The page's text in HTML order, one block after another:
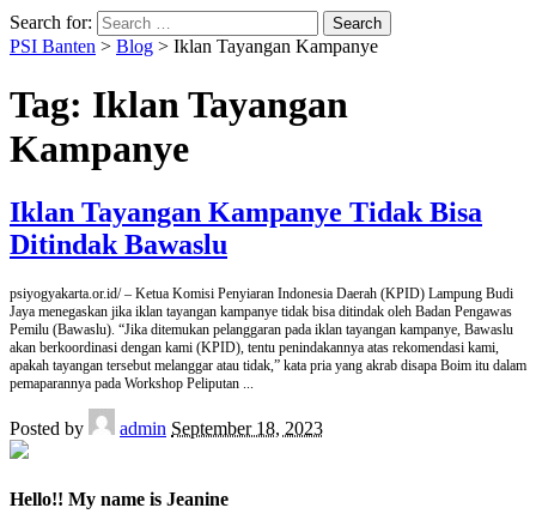
Search for:
PSI Banten > Blog > Iklan Tayangan Kampanye
Tag: Iklan Tayangan
Kampanye
Iklan Tayangan Kampanye Tidak Bisa
Ditindak Bawaslu
psiyogyakarta.or.id/ – Ketua Komisi Penyiaran Indonesia Daerah (KPID) Lampung Budi
Jaya menegaskan jika iklan tayangan kampanye tidak bisa ditindak oleh Badan Pengawas
Pemilu (Bawaslu). “Jika ditemukan pelanggaran pada iklan tayangan kampanye, Bawaslu
akan berkoordinasi dengan kami (KPID), tentu penindakannya atas rekomendasi kami,
apakah tayangan tersebut melanggar atau tidak,” kata pria yang akrab disapa Boim itu dalam
pemaparannya pada Workshop Peliputan ...
Posted by admin September 18, 2023
Hello!! My name is Jeanine